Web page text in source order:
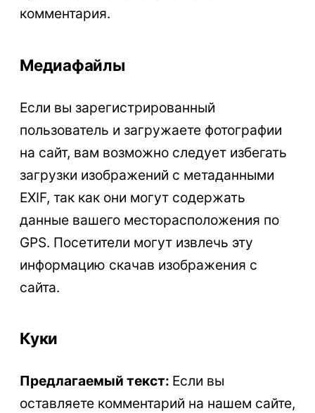
комментария.
Медиафайлы
Если вы зарегистрированный
пользователь и загружаете фотографии
на сайт, вам возможно следует избегать
загрузки изображений с метаданными
EXIF, так как они могут содержать
данные вашего месторасположения по
GPS. Посетители могут извлечь эту
информацию скачав изображения с
сайта.
Куки
Предлагаемый текст: Если вы
оставляете комментарий на нашем сайте,